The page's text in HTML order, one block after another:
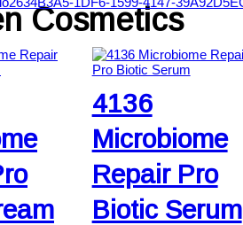
Cosmetics
4136
Microbiome
Repair Pro
Biotic Serum